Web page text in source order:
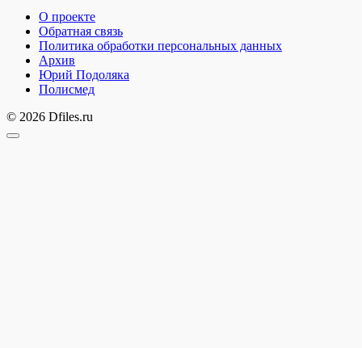
О проекте
Обратная связь
Политика обработки персональных данных
Архив
Юрий Подоляка
Полисмед
© 2026 Dfiles.ru